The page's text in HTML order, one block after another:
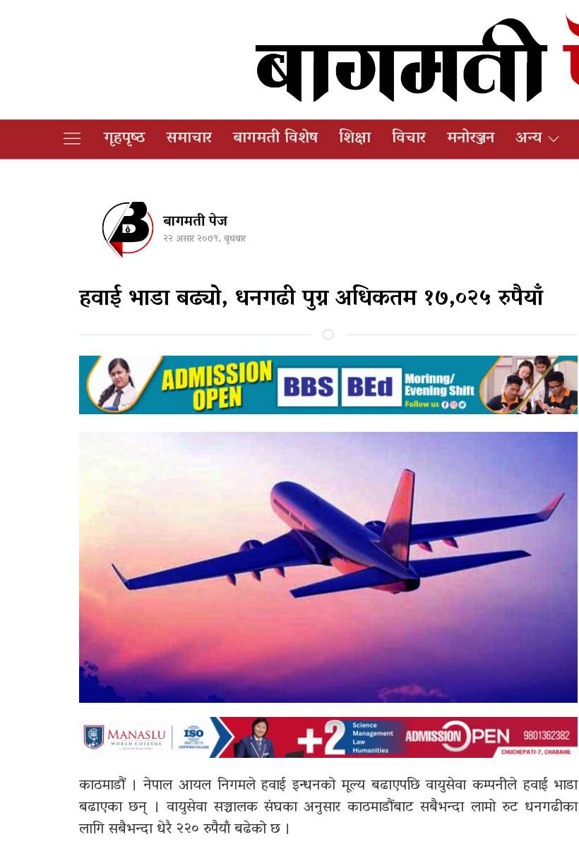
गृहपृष्‍ठ समाचार बागमती विशेष शिक्षा विचार मनोरञ्जन अन्य
बागमती पेज
२२ असार २०७९, बुधबार
हवाई भाडा बढ्यो, धनगढी पुग्न अधिकतम १७,०२५ रुपैयाँ
काठमाडौं । नेपाल आयल निगमले हवाई इन्धनको मूल्य बढाएपछि वायुसेवा कम्पनीले हवाई भाडा
बढाएका छन् । वायुसेवा सञ्चालक संघका अनुसार काठमाडौंबाट सबैभन्दा लामो रुट धनगढीका
लागि सबैभन्दा धेरै २२० रुपैयाँ बढेको छ ।